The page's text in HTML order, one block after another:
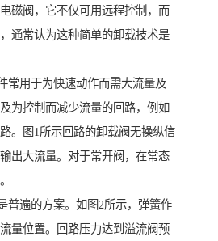
磁阀，它不仅可用远程控制，而
通常认为这种简单的卸载技术是
用于为快速动作而需大流量及
为控制而减少流量的回路，例如
。图1所示回路的卸载阀无操纵信
出大流量。对于常开阀，在常态
遍的方案。如图2所示，弹簧作
量位置。回路压力达到溢流阀预